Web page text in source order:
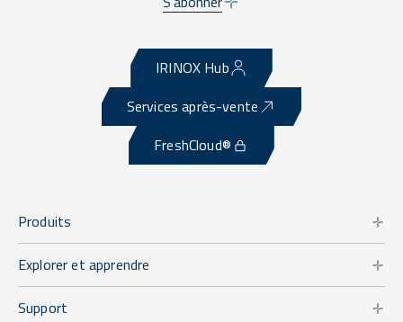
IRINOX Hub
Services après-vente
FreshCloud®
Produits
Explorer et apprendre
Support